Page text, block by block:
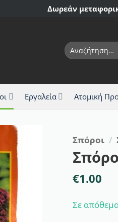
Δωρεάν
Αναζήτηση
για:
Εργαλεία Ατομική
Σπόροι /
€1.00
Σε